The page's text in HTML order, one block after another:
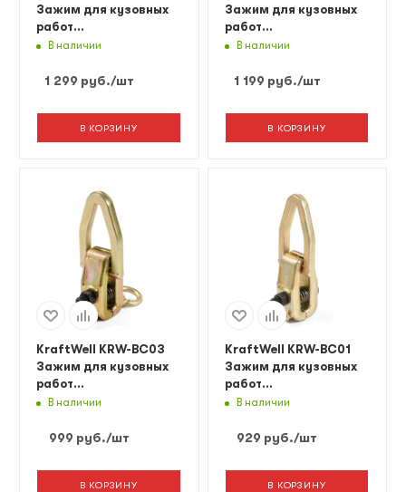
Зажим для кузовных
работ
двухфункциональный,
В наличии
1 299 руб./шт
В КОРЗИНУ
Зажим для кузовных
работ
двухфункциональный,
В наличии
1 199 руб./шт
В КОРЗИНУ
KraftWell KRW-BC03
Зажим для кузовных
работ
двухфункциональный,
В наличии
999 руб./шт
В КОРЗИНУ
KraftWell KRW-BC01
Зажим для кузовных
работ
однофункциональный,
В наличии
929 руб./шт
В КОРЗИНУ